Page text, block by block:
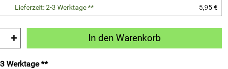
Lieferzeit: 2-3 Werktage ** 5,95 €
+ In den Warenkorb
Werktage **